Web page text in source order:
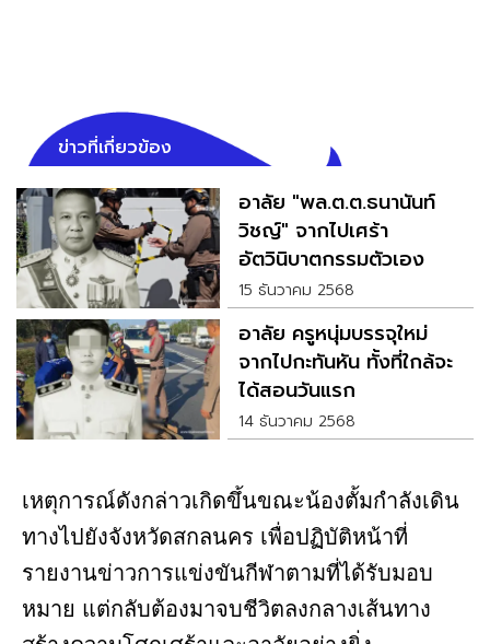
ข่าวที่เกี่ยวข้อง
อาลัย "พล.ต.ต.ธนานันท์
วิชญ์" จากไปเศร้า
อัตวินิบาตกรรมตัวเอง
15 ธันวาคม 2568
อาลัย ครูหนุ่มบรรจุใหม่
จากไปกะทันหัน ทั้งที่ใกล้จะ
ได้สอนวันแรก
14 ธันวาคม 2568
เหตุการณ์ดังกล่าวเกิดขึ้นขณะน้องตั้มกำลังเดิน
ทางไปยังจังหวัดสกลนคร เพื่อปฏิบัติหน้าที่
รายงานข่าวการแข่งขันกีฬาตามที่ได้รับมอบ
หมาย แต่กลับต้องมาจบชีวิตลงกลางเส้นทาง